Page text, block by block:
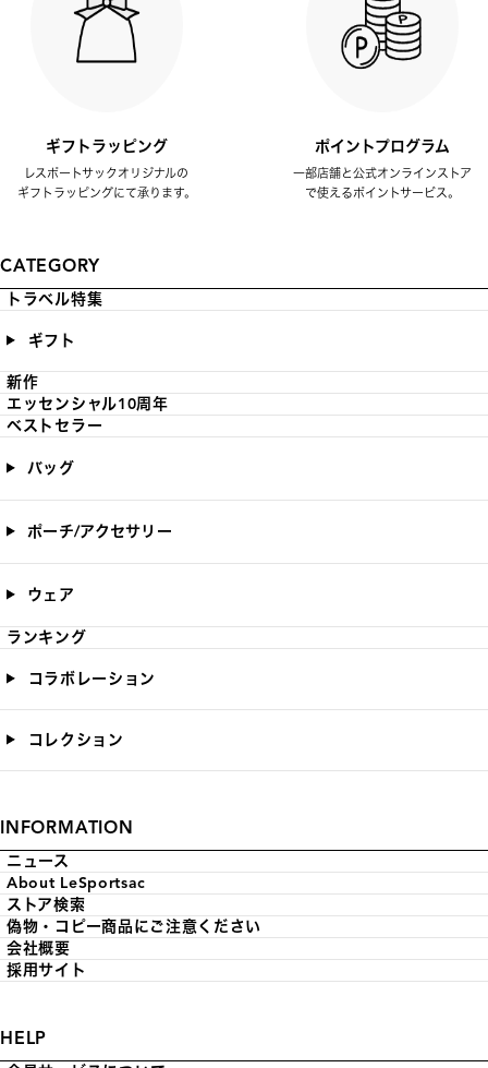
ギフトラッピング
レスポートサックオリジナルの
ギフトラッピングにて承ります。
ポイントプログラム
一部店舗と公式オンラインストア
で使えるポイントサービス。
CATEGORY
トラベル特集
ギフト
新作
エッセンシャル10周年
ベストセラー
バッグ
ポーチ/アクセサリー
ウェア
ランキング
コラボレーション
コレクション
INFORMATION
ニュース
About LeSportsac
ストア検索
偽物・コピー商品にご注意ください
会社概要
採用サイト
HELP